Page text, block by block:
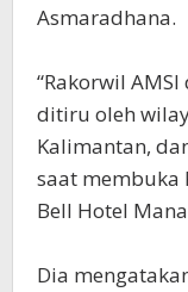
Asmaradhana.
“Rakorwil
ditiru oleh
Kalimantan,
saat membuka
Bell Hotel
Dia